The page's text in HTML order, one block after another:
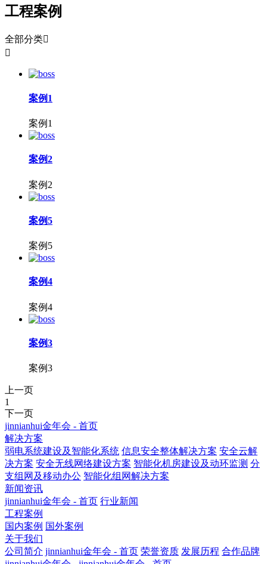
工程案例
全部分类

案例1
案例1
案例2
案例2
案例5
案例5
案例4
案例4
案例3
案例3
上一页
1
下一页
jinnianhui金年会 - 首页
解决方案
弱电系统建设及智能化系统 信息安全整体解决方案 安全云解
决方案 安全无线网络建设方案 智能化机房建设及动环监测 分
支组网及移动办公 智能化组网解决方案
新闻资讯
jinnianhui金年会 - 首页 行业新闻
工程案例
国内案例 国外案例
关于我们
公司简介 jinnianhui金年会 - 首页 荣誉资质 发展历程 合作品牌